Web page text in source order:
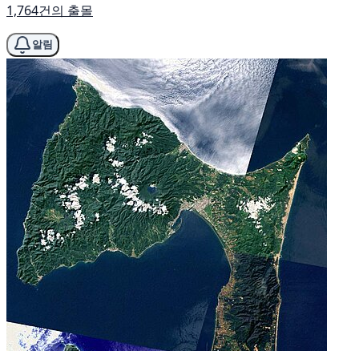
1,764건의 출몰
알림